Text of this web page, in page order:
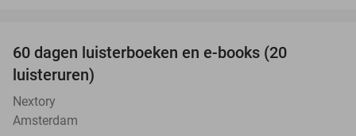
60 dagen luisterboeken en e-books (20
luisteruren)
Nextory
Amsterdam